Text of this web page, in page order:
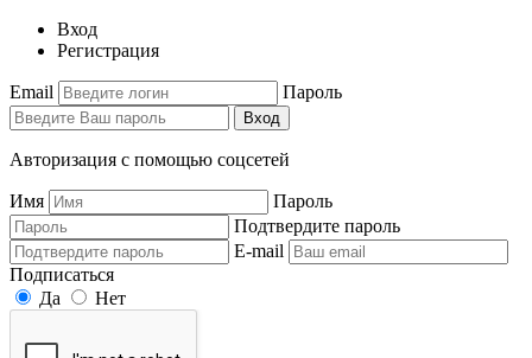
Вход
Регистрация
Email Пароль
Вход
Авторизация с помощью соцсетей
Имя
Пароль
Подтвердите пароль
E-mail
Подписаться
Да
Нет